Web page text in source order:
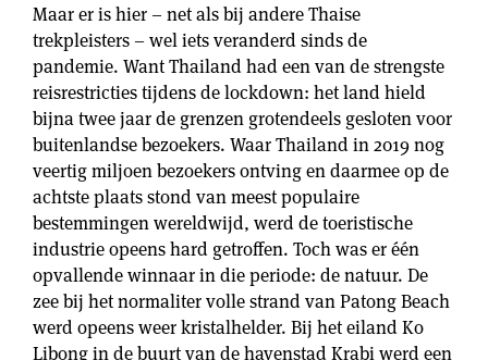
Maar er is hier – net als bij andere Thaise
trekpleisters – wel iets veranderd sinds de
pandemie. Want Thailand had een van de strengste
reisrestricties tijdens de lockdown: het land hield
bijna twee jaar de grenzen grotendeels gesloten voor
buitenlandse bezoekers. Waar Thailand in 2019 nog
veertig miljoen bezoekers ontving en daarmee op de
achtste plaats stond van meest populaire
bestemmingen wereldwijd, werd de toeristische
industrie opeens hard getroffen. Toch was er één
opvallende winnaar in die periode: de natuur. De
zee bij het normaliter volle strand van Patong Beach
werd opeens weer kristalhelder. Bij het eiland Ko
Libong in de buurt van de havenstad Krabi werd een